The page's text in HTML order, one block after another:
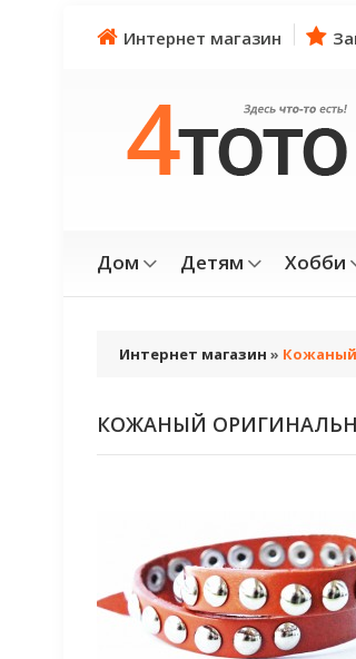
Интернет магазин
Дом Детям Хобби
Интернет магазин »
КОЖАНЫЙ